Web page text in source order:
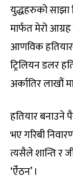
युद्धहरुको साझा
मार्फत मेरो
आणविक
ट्रिलियन डलर
अर्कातिर लाखौं
हतियार बनाउने
भए गरिबी
त्यसैले शान्ति र
‘ऐँठन’ ।